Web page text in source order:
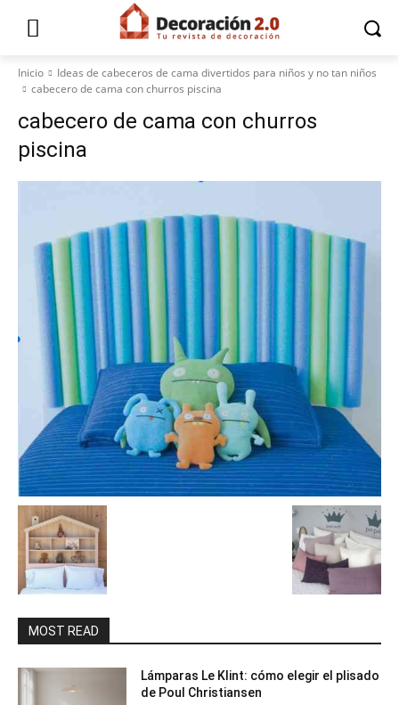
Inicio
Ideas de cabeceros de cama divertidos para niños y no tan niños
cabecero de cama con churros piscina
cabecero de cama con churros
piscina
MOST READ
Lámparas Le Klint: cómo elegir el plisado
de Poul Christiansen